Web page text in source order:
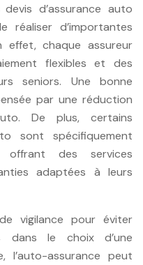
d’assurance auto
réaliser d’importantes
effet, chaque assureur
flexibles et des
seniors. Une bonne
par une réduction
De plus, certains
sont spécifiquement
des services
adaptées à leurs
vigilance pour éviter
dans le choix d’une
l’auto-assurance peut